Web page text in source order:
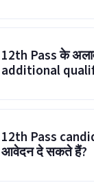
12th Pass के
additional
12th Pass
आवेदन दे सकते हैं?